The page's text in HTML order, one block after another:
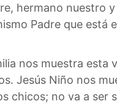
hermano nuestro
Padre que está
nos muestra
Jesús Niño nos
chicos; no va a